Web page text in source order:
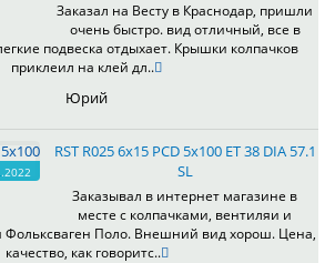
Заказал на Весту в Краснодар, пришли
очень быстро. вид отличный, все в
подвеска отдыхает. Крышки колпачков
приклеил на клей дл..
Юрий
RST R025 6x15 PCD 5x100 ET 38 DIA 57.1
SL
Заказывал в интернет магазине в
месте с колпачками, вентиляи и
Фольксваген Поло. Внешний вид хорош. Цена,
качество, как говоритс..